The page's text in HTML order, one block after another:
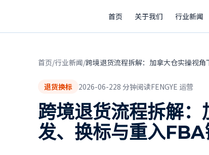
首页 关于我们 行业新闻
首页/行业新闻/跨境退货流程拆解：加拿大仓实操视
退货换标 2026-06-228 分钟阅读FENGYE 运营
跨境退货流程拆解
发、换标与重入